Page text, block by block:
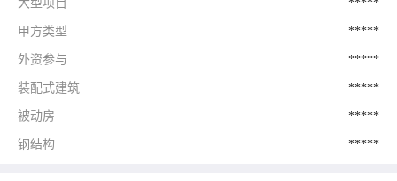
大型项目 *****
甲方类型 *****
外资参与 *****
装配式建筑 *****
被动房 *****
钢结构 *****